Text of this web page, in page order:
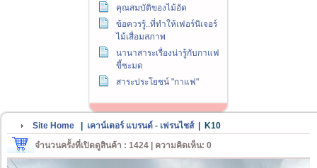
คุณสมบัติของไม้อัด
ข้อควรรู้..ที่ทำให้เฟอร์นิเจอร์
ไม้เสื่อมสภาพ
นานาสาระเรื่องน่ารู้กับกาแฟ
ขี้ชะมด
สาระประโยชน์ "กาแฟ"
Site Home เคาน์เตอร์ แบรนด์ - เฟรนไชส์|
K10
จำนวนครั้งที่เปิดดูสินค้า : 1424 | ความคิดเห็น: 0